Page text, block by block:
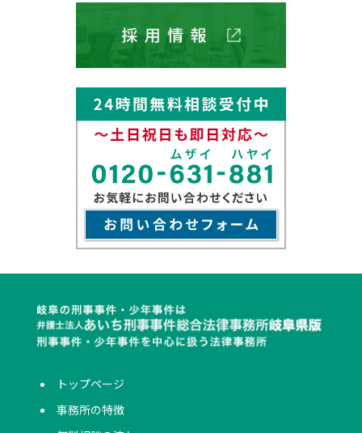
トップページ
事務所の特徴